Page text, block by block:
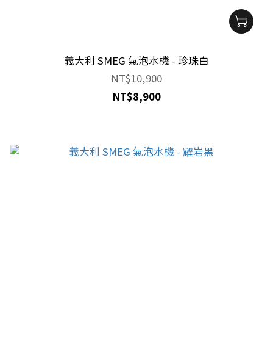
義大利 SMEG 氣泡水機 - 珍珠白
NT$10,900
NT$8,900